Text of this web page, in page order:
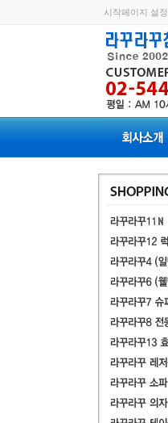
시작페이지 설정